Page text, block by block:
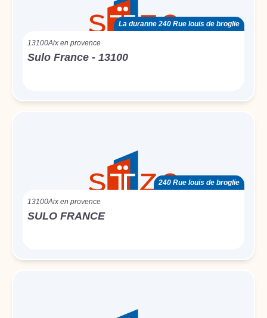
La duranne 240 Rue louis de broglie
13100Aix en provence
Sulo France - 13100
240 Rue louis de broglie
13100Aix en provence
SULO FRANCE